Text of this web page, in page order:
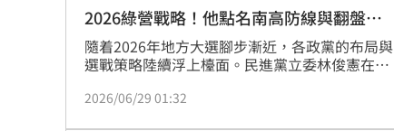
2026綠營戰略！他點名南高防線與翻盤熱
區
隨着2026年地方大選腳步漸近，各政黨的布局與
選戰策略陸續浮上檯面。民進黨立委林俊憲在接
長選情進行深入剖析。他指出，民進黨在這次選
2026/06/29 01:32